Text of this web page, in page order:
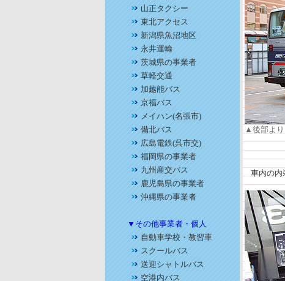
山正タクシー
東北アクセス
新潟県魚沼地区
永井運輸
茨城県の事業者
草軽交通
加越能バス
京福バス
メイハン(名張市)
備北バス
広島電鉄(呉市交)
福岡県の事業者
九州産交バス
鹿児島県の事業者
沖縄県の事業者
▼その他事業者・個人
自動車学校・教習車
スクールバス
送迎シャトルバス
空港内バス
▲後部より
車内の内